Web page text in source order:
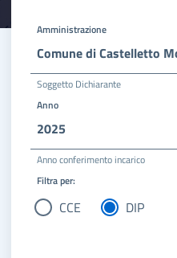
Amministrazione
Comune di Castelletto
Soggetto Dichiarante
Anno
2025
Anno conferimento incarico
Filtra per:
CCE DIP